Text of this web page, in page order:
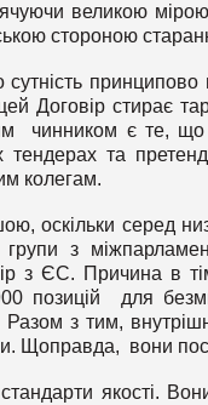
великою
стороною
принципово
Договір стирає
чинником є те,
тендерах та
колегам.
оскільки серед
групи з
з ЄС. Причина в
позицій для
з тим,
Щоправда, вони
якості.